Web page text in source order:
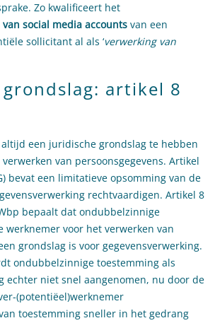
Zo kwalificeert het
social media accounts van een
sollicitant al als ‘verwerking van
artikel 8
een juridische grondslag te hebben
van persoonsgegevens. Artikel
bevat een limitatieve opsomming van de
rechtvaardigen. Artikel 8
bepaalt dat ondubbelzinnige
werknemer voor het verwerken van
grondslag is voor gegevensverwerking.
ondubbelzinnige toestemming als
echter niet snel aangenomen, nu door de
(potentiëel)werknemer
toestemming sneller in het gedrang